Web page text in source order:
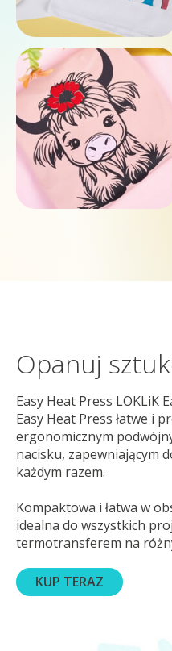
Opanuj
Easy Heat Press LOKLiK
Easy Heat Press łatwe i
ergonomicznym
nacisku, zapewniającym
każdym razem.
Kompaktowa i łatwa w
idealna do wszystkich
termotransferem na
KUP TERAZ